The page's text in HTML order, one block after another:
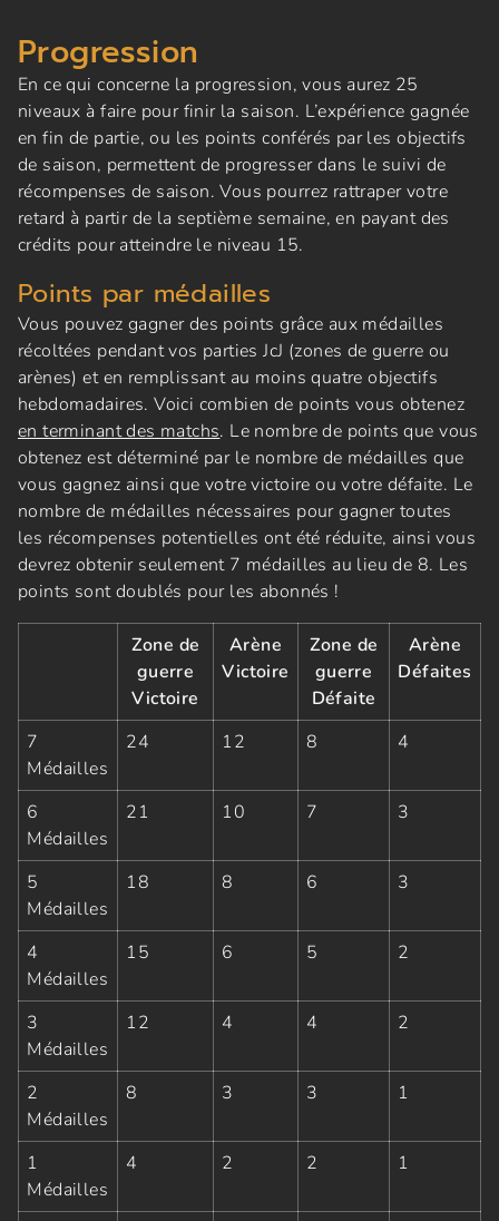
Progression
En ce qui concerne la progression, vous aurez 25
niveaux à faire pour finir la saison. L’expérience gagnée
en fin de partie, ou les points conférés par les objectifs
de saison, permettent de progresser dans le suivi de
récompenses de saison. Vous pourrez rattraper votre
retard à partir de la septième semaine, en payant des
crédits pour atteindre le niveau 15.
Points par médailles
Vous pouvez gagner des points grâce aux médailles
récoltées pendant vos parties JcJ (zones de guerre ou
arènes) et en remplissant au moins quatre objectifs
hebdomadaires. Voici combien de points vous obtenez
en terminant des matchs. Le nombre de points que vous
obtenez est déterminé par le nombre de médailles que
vous gagnez ainsi que votre victoire ou votre défaite. Le
nombre de médailles nécessaires pour gagner toutes
les récompenses potentielles ont été réduite, ainsi vous
devrez obtenir seulement 7 médailles au lieu de 8. Les
points sont doublés pour les abonnés !
Zone de
guerre
Victoire
Arène
Victoire
Zone de
guerre
Défaite
Arène
Défaites
7
Médailles
24 12 8 4
6
Médailles
21 10 7 3
5
Médailles
18 8 6 3
4
Médailles
15 6 5 2
3
Médailles
12 4 4 2
2
Médailles
8 3 3 1
1
Médailles
4 2 2 1